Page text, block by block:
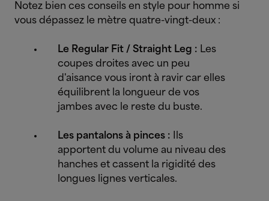
Notez bien ces conseils en style pour homme si
vous dépassez le mètre quatre-vingt-deux :
Le Regular Fit / Straight Leg : Les
coupes droites avec un peu
d'aisance vous iront à ravir car elles
équilibrent la longueur de vos
jambes avec le reste du buste.
Les pantalons à pinces : Ils
apportent du volume au niveau des
hanches et cassent la rigidité des
longues lignes verticales.